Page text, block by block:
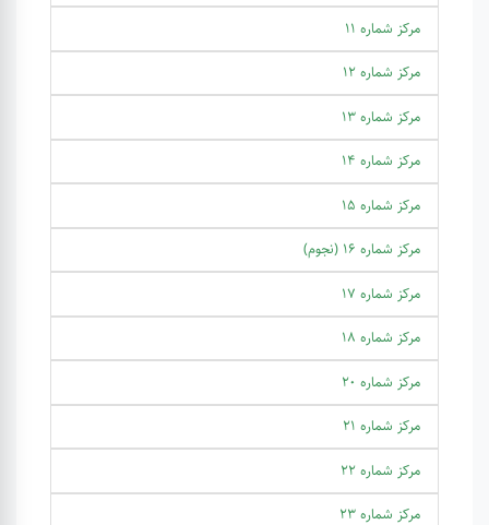
مرکز شماره 11
مرکز شماره 12
مرکز شماره 13
مرکز شماره 14
مرکز شماره 15
مرکز شماره 16 (نجوم)
مرکز شماره 17
مرکز شماره 18
مرکز شماره 20
مرکز شماره 21
مرکز شماره 22
مرکز شماره 23